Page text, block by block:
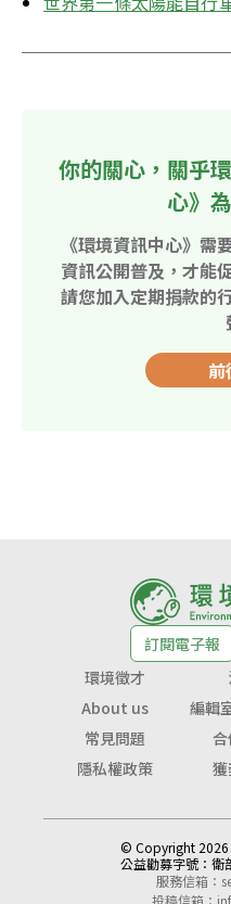
你的關心，關乎
心》
《環境資訊中心》需
資訊公開普及，才能
請您加入定期捐款的
前
訂閱電子報
環境徵才
About us
編輯
常見問題
隱私權政策
© Copyright 2026
公益勸募字號： 衛
服務信箱：